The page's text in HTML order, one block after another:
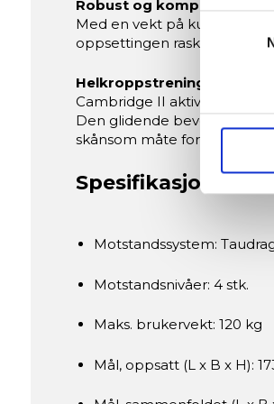
Du
dem,
Robust og kompakt
Med en vekt på kun 15 kg
oppsettingen rask og enkel.
Helkroppstrening hjemme
Cambridge II aktiverer over
Den glidende bevegelsen
skånsom måte for leddene.
Spesifikasjoner
Motstandssystem:
Motstandsnivåer: 4 stk.
Maks. brukervekt: 120 kg
Mål, oppsatt (L x B x H):